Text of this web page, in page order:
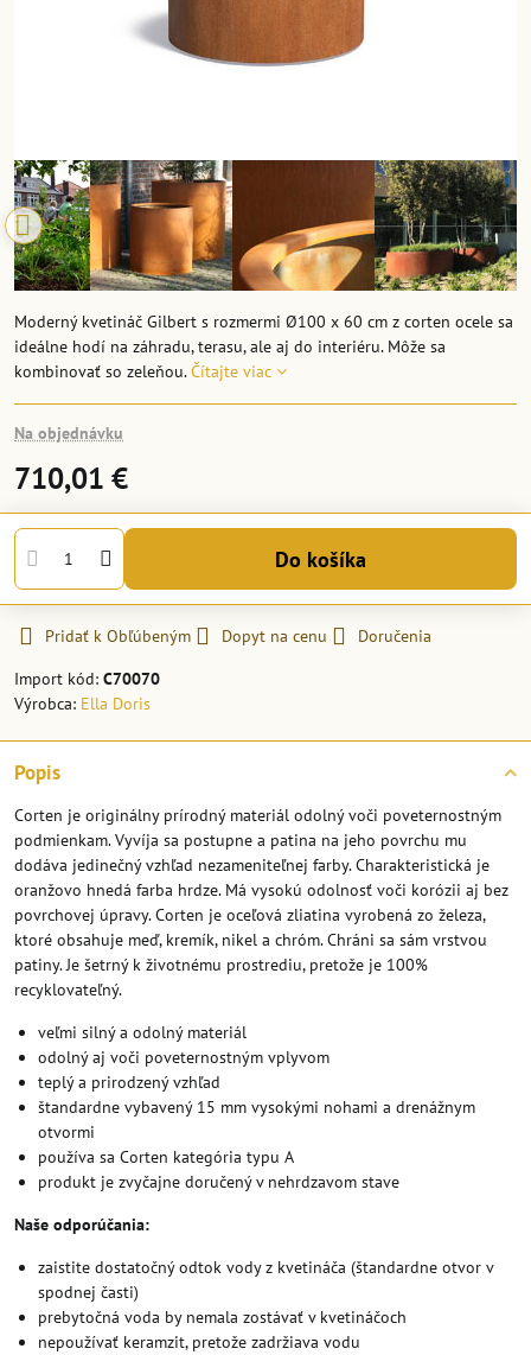
Moderný kvetináč Gilbert s rozmermi Ø100 x 60 cm z corten ocele sa
ideálne hodí na záhradu, terasu, ale aj do interiéru. Môže sa
kombinovať so zeleňou.Čítajte viac
Na objednávku
710,01 €
Do košíka
Pridať k Obľúbeným Dopyt na cenu
Doručenia
Import kód: C70070
Výrobca: Ella Doris
Popis
Corten je originálny prírodný materiál odolný voči poveternostným
podmienkam. Vyvíja sa postupne a patina na jeho povrchu mu
dodáva jedinečný vzhľad nezameniteľnej farby. Charakteristická je
oranžovo hnedá farba hrdze. Má vysokú odolnosť voči korózii aj bez
povrchovej úpravy. Corten je oceľová zliatina vyrobená zo železa,
ktoré obsahuje meď, kremík, nikel a chróm. Chráni sa sám vrstvou
patiny. Je šetrný k životnému prostrediu, pretože je 100%
recyklovateľný.
veľmi silný a odolný materiál
odolný aj voči poveternostným vplyvom
teplý a prirodzený vzhľad
štandardne vybavený 15 mm vysokými nohami a drenážnym
otvormi
používa sa Corten kategória typu A
produkt je zvyčajne doručený v nehrdzavom stave
Naše odporúčania:
zaistite dostatočný odtok vody z kvetináča (štandardne otvor v
spodnej časti)
prebytočná voda by nemala zostávať v kvetináčoch
nepoužívať keramzit, pretože zadržiava vodu